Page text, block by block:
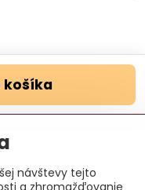
košíka
návštevy tejto
a zhromažďovanie